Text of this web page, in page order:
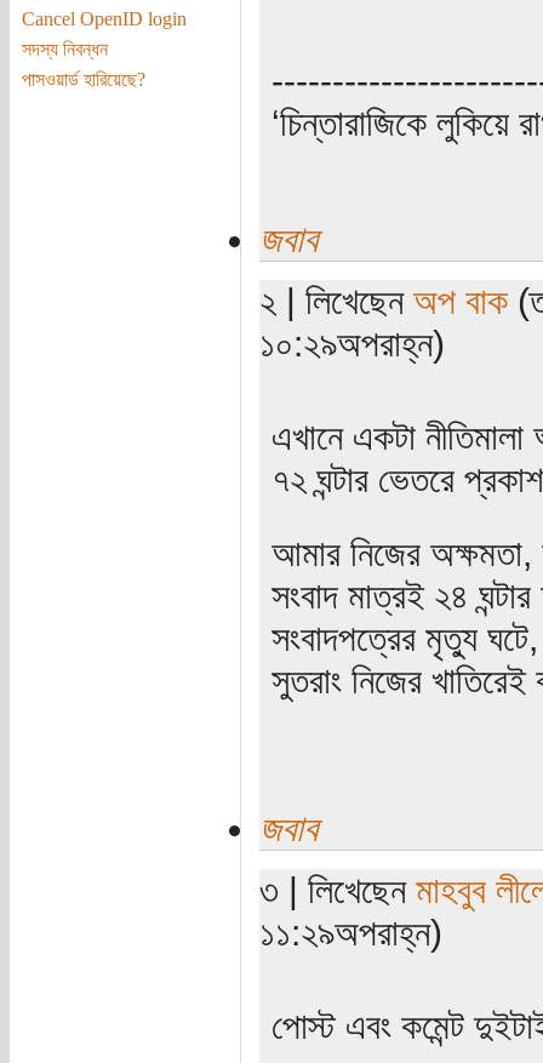
Cancel OpenID login
সদস্য নিবন্ধন
পাসওয়ার্ড হারিয়েছে?
‘চিন্তারাজিকে লুকিয়ে
জবাব
২ | লিখেছেন অপ বাক
১০:২৯অপরাহ্ন)
এখানে একটা
৭২ ঘন্টার ভেতরে
আমার নিজের অক্ষমতা,
সংবাদ মাত্রই ২৪
সংবাদপত্রের মৃত্যু ঘটে,
সুতরাং নিজের
জবাব
৩ | লিখেছেন মাহবুব
১১:২৯অপরাহ্ন)
পোস্ট এবং কমেন্ট